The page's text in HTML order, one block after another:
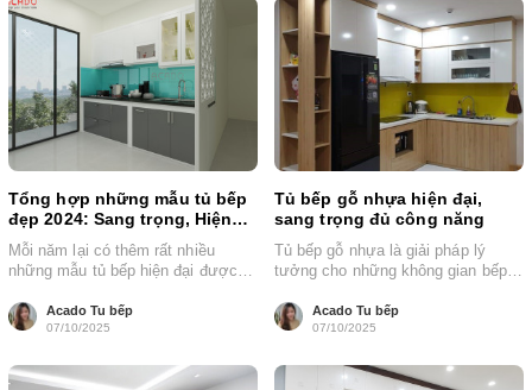
Tổng hợp những mẫu tủ bếp
đẹp 2024: Sang trọng, Hiện
đại, Tiện dụng
Mỗi năm lại có thêm rất nhiều
những mẫu tủ bếp hiện đại được
Acado Tu bếp
07/10/2025
Tủ bếp gỗ nhựa hiện đại,
sang trọng đủ công năng
Tủ bếp gỗ nhựa là giải pháp lý
tưởng cho những không gian bếp
Acado Tu bếp
07/10/2025